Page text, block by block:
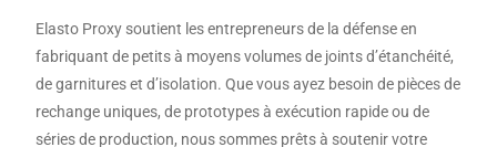
Elasto Proxy soutient les entrepreneurs de la défense en
fabriquant de petits à moyens volumes de joints d’étanchéité,
de garnitures et d’isolation. Que vous ayez besoin de pièces de
rechange uniques, de prototypes à exécution rapide ou de
séries de production, nous sommes prêts à soutenir votre